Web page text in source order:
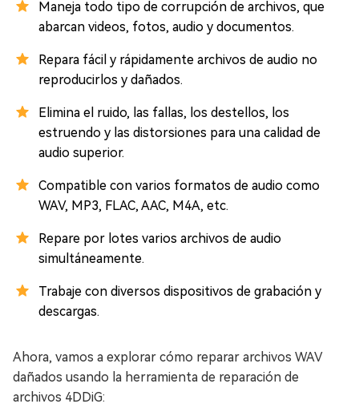
Maneja todo tipo de corrupción de archivos, que
abarcan videos, fotos, audio y documentos.
Repara fácil y rápidamente archivos de audio no
reproducirlos y dañados.
Elimina el ruido, las fallas, los destellos, los
estruendo y las distorsiones para una calidad de
audio superior.
Compatible con varios formatos de audio como
WAV, MP3, FLAC, AAC, M4A, etc.
Repare por lotes varios archivos de audio
simultáneamente.
Trabaje con diversos dispositivos de grabación y
descargas.
Ahora, vamos a explorar cómo reparar archivos WAV
dañados usando la herramienta de reparación de
archivos 4DDiG: